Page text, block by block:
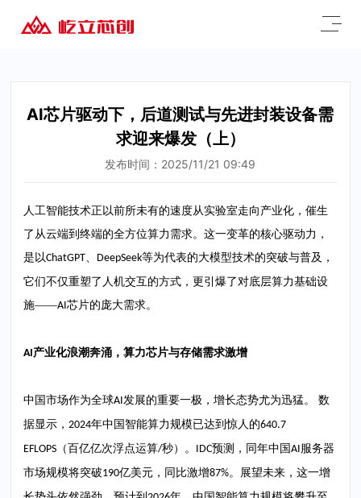
AI芯片驱动下，后道测试与先进封装设备需
求迎来爆发（上）
发布时间：2025/11/21 09:49
人工智能技术正以前所未有的速度从实验室走向产业化，催生
了从云端到终端的全方位算力需求。这一变革的核心驱动力，
是以ChatGPT、 DeepSeek等为代表的大模型技术的突破与普及，
它们不仅重塑了人机交互的方式，更引爆了对底层算力基础设
施——AI芯片的庞大需求。
AI产业化浪潮奔涌，算力芯片与存储需求激增
中国市场作为全球AI发展的重要一极，增长态势尤为迅猛。 数
据显示，2024年中国智能算力规模已达到惊人的640.7
EFLOPS （百亿亿次浮点运算/秒）。 IDC预测，同年中国AI服务器
市场规模将突破190亿美元，同比激增87%。展望未来，这一增